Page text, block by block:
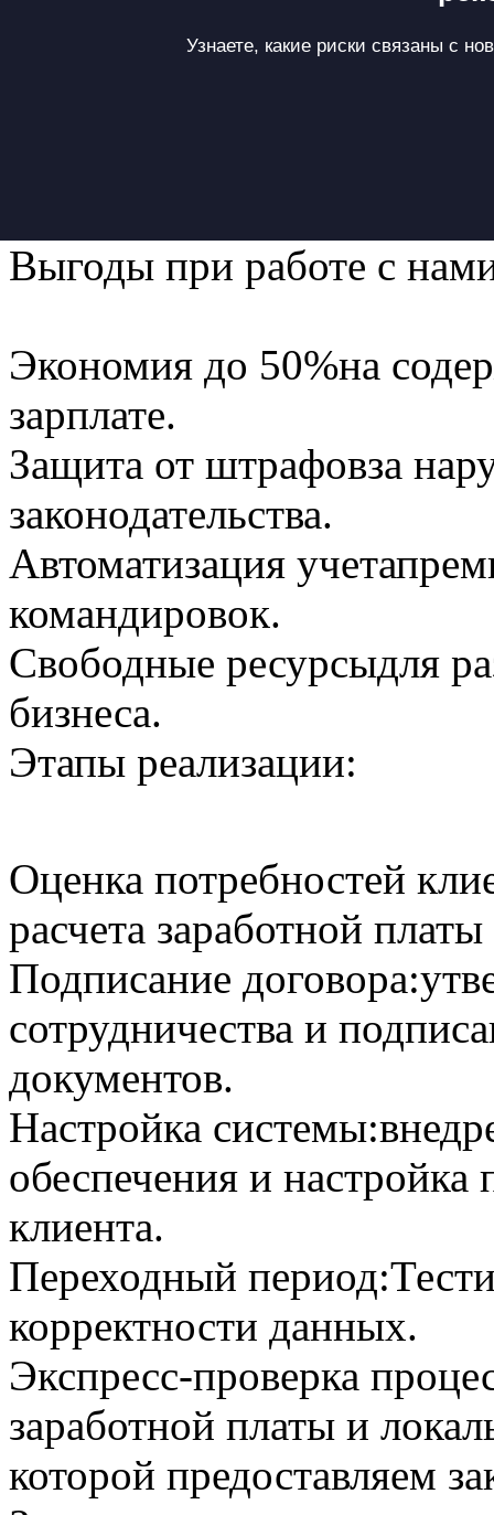
Узнаете, какие риски связаны с
Выгоды при работе с
Экономия до 50%на
зарплате.
Защита от штрафовза
законодательства.
Автоматизация учета
командировок.
Свободные ресурсыдля
бизнеса.
Этапы реализации:
Оценка потребностей
расчета заработной
Подписание договора:
сотрудничества и
документов.
Настройка системы:
обеспечения и настройка
клиента.
Переходный период:
корректности данных.
Экспресс-проверка
заработной платы и
которой предоставляем